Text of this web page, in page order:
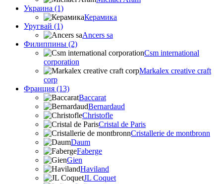
Украина (1)
Керамика
Уругвай (1)
Ancers sa
Филиппины (2)
Csm international
corporation
Markalex creative craft
corp
Франция (13)
Baccarat
Bernardaud
Christofle
Cristal de Paris
Cristallerie de montbronn
Daum
Faberge
Gien
Haviland
JL Coquet